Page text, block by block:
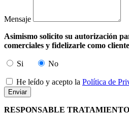
Mensaje
Asimismo solicito su autorización
comerciales y fidelizarle como
Si No
He leído y acepto la Política de
RESPONSABLE TRATAMIENTO